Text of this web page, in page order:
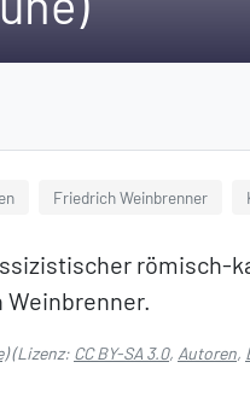
Friedrich Weinbrenner
römisch-
Weinbrenner.
(Lizenz: CC BY-SA 3.0, Autoren,